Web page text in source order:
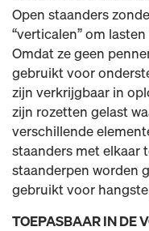
Open staanders
“verticalen” om
Omdat ze geen
gebruikt voor
zijn verkrijgbaar in
zijn rozetten gelast
verschillende
staanders met elkaar
staanderpen worden
gebruikt voor
TOEPASBAAR IN DE